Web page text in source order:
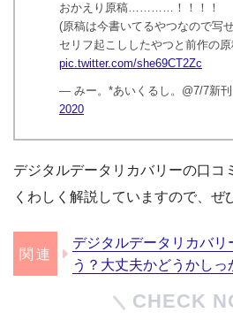
おかえり原稿…………！！！！
(原稿は今書いてるやつなので写
セリフ起こししたやつと前作の
pic.twitter.com/she69CT2Zc
— みー。*あいくるし。@7/7新
2020
デジタルデータリカバリーの口コ
くわしく解説していますので、ぜ
デジタルデータリカバ
う？大丈夫かどうかしっ
CHECK